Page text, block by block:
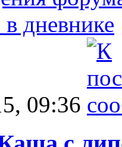
дневнике
09:36